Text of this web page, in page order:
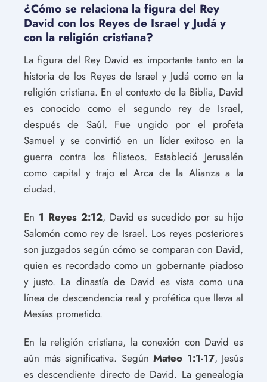
¿Cómo se relaciona la figura del Rey
David con los Reyes de Israel y Judá y
con la religión cristiana?
La figura del Rey David es importante tanto en la
historia de los Reyes de Israel y Judá como en la
religión cristiana. En el contexto de la Biblia, David
es conocido como el segundo rey de Israel,
después de Saúl. Fue ungido por el profeta
Samuel y se convirtió en un líder exitoso en la
guerra contra los filisteos. Estableció Jerusalén
como capital y trajo el Arca de la Alianza a la
ciudad.
En 1 Reyes 2:12, David es sucedido por su hijo
Salomón como rey de Israel. Los reyes posteriores
son juzgados según cómo se comparan con David,
quien es recordado como un gobernante piadoso
y justo. La dinastía de David es vista como una
línea de descendencia real y profética que lleva al
Mesías prometido.
En la religión cristiana, la conexión con David es
aún más significativa. Según Mateo 1:1-17, Jesús
es descendiente directo de David. La genealogía